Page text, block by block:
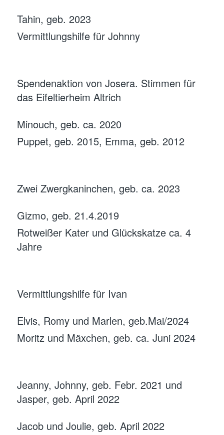
Tahin, geb. 2023
Vermittlungshilfe für Johnny
Spendenaktion von Josera. Stimmen für
das Eifeltierheim Altrich
Minouch, geb. ca. 2020
Puppet, geb. 2015, Emma, geb. 2012
Zwei Zwergkaninchen, geb. ca. 2023
Gizmo, geb. 21.4.2019
Rotweißer Kater und Glückskatze ca. 4
Jahre
Vermittlungshilfe für Ivan
Elvis, Romy und Marlen, geb.Mai/2024
Moritz und Mäxchen, geb. ca. Juni 2024
Jeanny, Johnny, geb. Febr. 2021 und
Jasper, geb. April 2022
Jacob und Joulie, geb. April 2022